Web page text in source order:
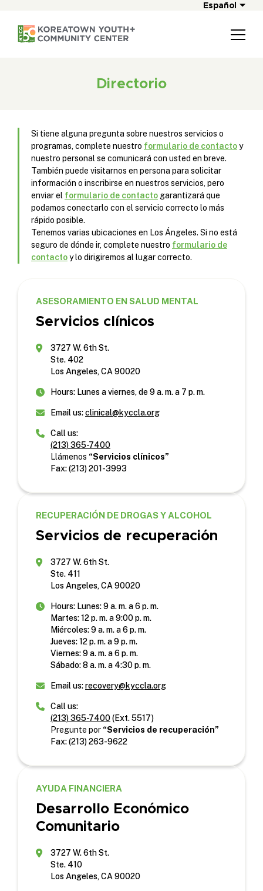
Español
Directorio
Si tiene alguna pregunta sobre nuestros servicios o
programas, complete nuestro formulario de contactoy
nuestro personal se comunicará con usted en breve.
También puede visitarnos en persona para solicitar
información o inscribirse en nuestros servicios, pero
enviar el formulario de contacto garantizará que
podamos conectarlo con el servicio correcto lo más
rápido posible.
Tenemos varias ubicaciones en Los Ángeles. Si no está
seguro de dónde ir, complete nuestro formulario de
contactoy lo dirigiremos al lugar correcto.
ASESORAMIENTO EN SALUD MENTAL
Servicios clínicos
3727 W. 6th St.
Ste. 402
Los Angeles, CA 90020
Hours: Lunes a viernes, de 9 a. m. a 7 p. m.
Email us:clinical@kyccla.org
Call us:
(213) 365-7400
Llámenos “Servicios clínicos”
Fax: (213) 201-3993
RECUPERACIÓN DE DROGAS Y ALCOHOL
Servicios de recuperación
3727 W. 6th St.
Ste. 411
Los Angeles, CA 90020
Hours: Lunes: 9 a. m. a 6 p. m.
Martes: 12 p. m. a 9:00 p. m.
Miércoles: 9 a. m. a 6 p. m.
Jueves: 12 p. m. a 9 p. m.
Viernes: 9 a. m. a 6 p. m.
Sábado: 8 a. m. a 4:30 p. m.
Email us:recovery@kyccla.org
Call us:
(213) 365-7400(Ext. 5517)
Pregunte por “Servicios de recuperación”
Fax: (213) 263-9622
AYUDA FINANCIERA
Desarrollo Económico
Comunitario
3727 W. 6th St.
Ste. 410
Los Angeles, CA 90020